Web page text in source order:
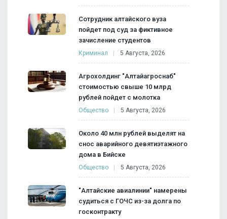
Сотрудник алтайского вуза
пойдет под суд за фиктивное
зачисление студентов
Криминал 5 Августа, 2026
Агрохолдинг "Алтайагроснаб"
стоимостью свыше 10 млрд
рублей пойдет с молотка
Общество 5 Августа, 2026
Около 40 млн рублей выделят на
снос аварийного девятиэтажного
дома в Бийске
Общество 5 Августа, 2026
"Алтайские авиалинии" намерены
судиться с ГОЧС из-за долга по
госконтракту